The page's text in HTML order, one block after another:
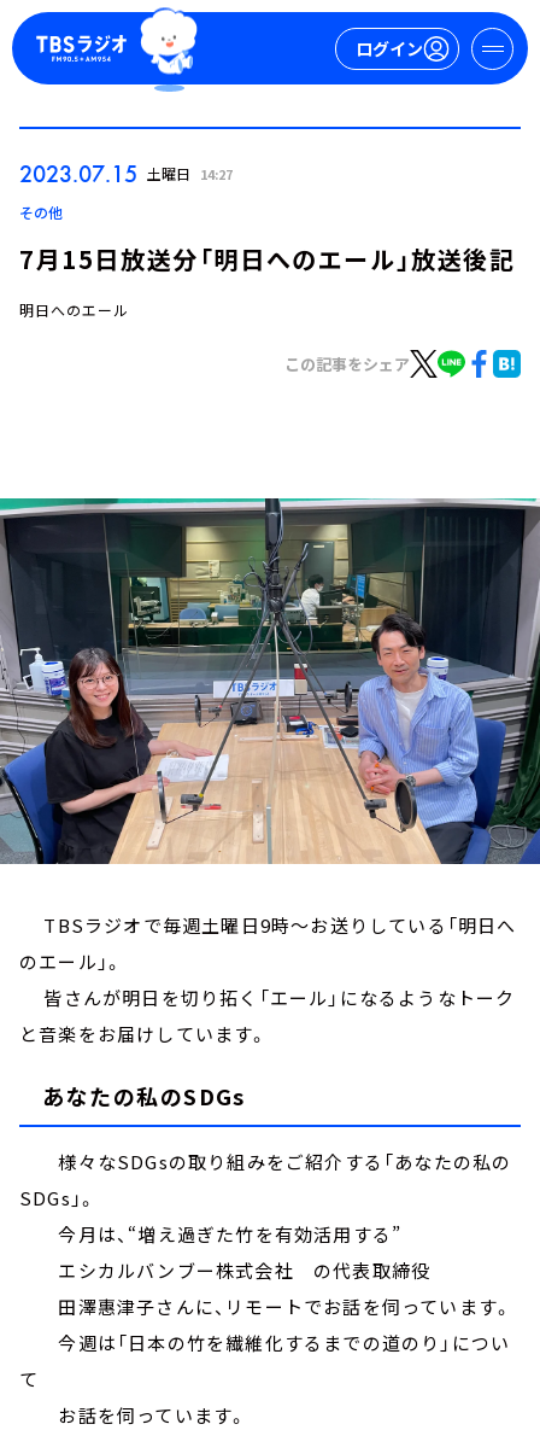
ログイン
トピックス
TBS Podcast
お知らせ
イベント・グッズ
YouTube
会社情報
2023.07.15 土曜日 14:27
その他
7月15日放送分「明日へのエール」放送後記
明日へのエール
この記事をシェア
TBSラジオで毎週土曜日9時～お送りしている「明日へ
のエール」。
皆さんが明日を切り拓く「エール」になるようなトーク
と音楽をお届けしています。
あなたの私のSDGs
様々なSDGsの取り組みをご紹介する「あなたの私の
SDGs」。
今月は、“増え過ぎた竹を有効活用する”
エシカルバンブー株式会社 の代表取締役
田澤惠津子さんに、リモートでお話を伺っています。
今週は「日本の竹を繊維化するまでの道のり」につい
て
お話を伺っています。